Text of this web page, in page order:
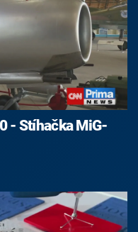
- Stíhačka MiG-